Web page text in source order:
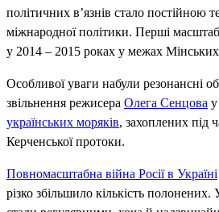
політичних в’язнів стало постійною
міжнародної політики. Перші
у 2014 – 2015 роках у межах
Особливої уваги набули резонансні
звільнення режисера Олега Сенцова
українських моряків, захоплених під
Керченської протоки.
Повномасштабна війна Росії в Україні
різко збільшило кількість